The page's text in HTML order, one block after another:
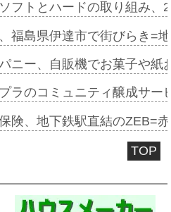
フトとハードの取り組み
福島県伊達市で街びらき=
ニー、自販機でお菓子や
プラのコミュニティ醸成サ
険、地下鉄駅直結のZEB=
TOP